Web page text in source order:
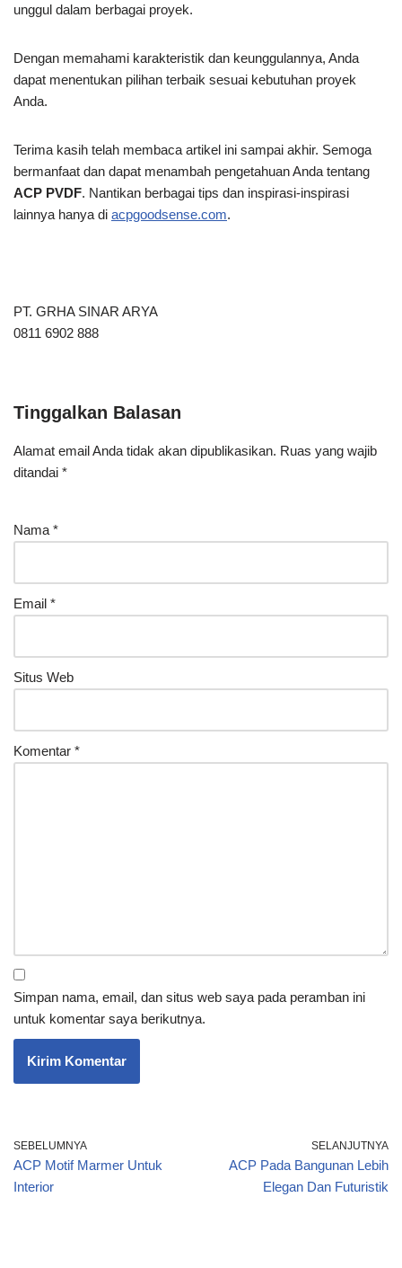
unggul dalam berbagai proyek.
Dengan memahami karakteristik dan keunggulannya, Anda
dapat menentukan pilihan terbaik sesuai kebutuhan proyek
Anda.
Terima kasih telah membaca artikel ini sampai akhir. Semoga
bermanfaat dan dapat menambah pengetahuan Anda tentang
ACP PVDF. Nantikan berbagai tips dan inspirasi-inspirasi
lainnya hanya di acpgoodsense.com.
PT. GRHA SINAR ARYA
0811 6902 888
Tinggalkan Balasan
Alamat email Anda tidak akan dipublikasikan. Ruas yang wajib
ditandai *
Nama *
Email *
Situs Web
Komentar *
Simpan nama, email, dan situs web saya pada peramban ini
untuk komentar saya berikutnya.
SEBELUMNYA
ACP Motif Marmer Untuk
Interior
SELANJUTNYA
ACP Pada Bangunan Lebih
Elegan Dan Futuristik